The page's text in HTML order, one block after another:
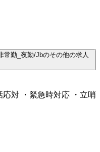
常勤_夜勤/Jbのその他の求人
対 ・緊急時対応 ・立哨